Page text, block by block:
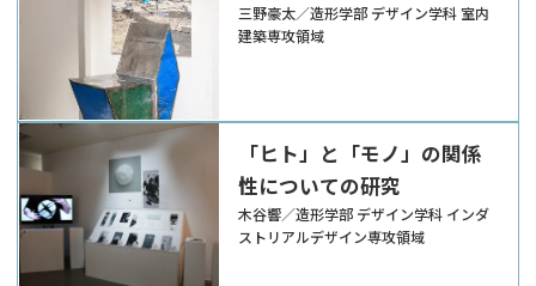
三野豪太／造形学部 デザイン学科 室内
建築専攻領域
「ヒト」と「モノ」の関係
性についての研究
木谷響／造形学部 デザイン学科 インダ
ストリアルデザイン専攻領域